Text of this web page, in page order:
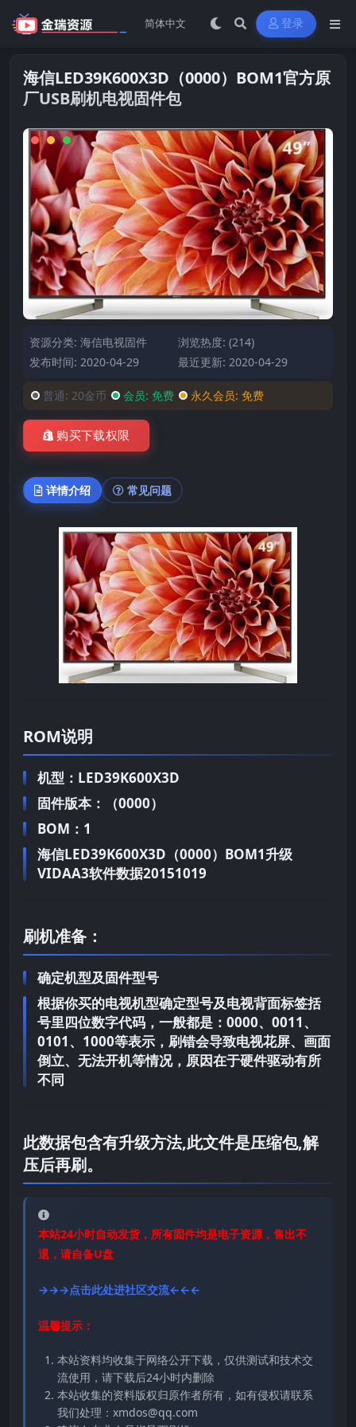
登录
海信LED39K600X3D（0000）BOM1官方原
厂USB刷机电视固件包
资源分类: 海信电视固件
浏览热度: (214)
发布时间: 2020-04-29
最近更新: 2020-04-29
普通: 20金币 会员: 免费 永久会员: 免费
购买下载权限
详情介绍 常见问题
ROM说明
机型：LED39K600X3D
固件版本：（0000）
BOM：1
海信LED39K600X3D（0000）BOM1升级
VIDAA3软件数据20151019
刷机准备：
确定机型及固件型号
根据你买的电视机型确定型号及电视背面标签括
号里四位数字代码，一般都是：0000、0011、
0101、1000等表示，刷错会导致电视花屏、画面
倒立、无法开机等情况，原因在于硬件驱动有所
不同
此数据包含有升级方法,此文件是压缩包,解
压后再刷。
本站24小时自动发货，所有固件均是电子资源，售出不
退，请自备U盘
→→→点击此处进社区交流←←←
温馨提示：
本站资料均收集于网络公开下载，仅供测试和技术交
流使用，请下载后24小时内删除
本站收集的资料版权归原作者所有，如有侵权请联系
我们处理：xmdos@qq.com